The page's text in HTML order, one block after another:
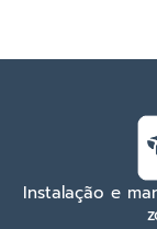
Instalação e